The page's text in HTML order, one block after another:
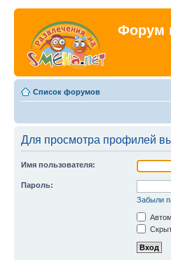
Форум
Список форумов
Для просмотра профилей
Имя пользователя:
Пароль:
Забыли